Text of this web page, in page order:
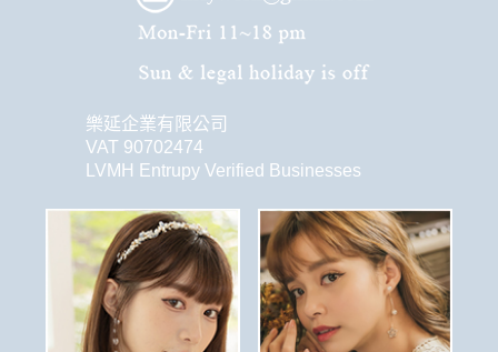
樂延企業有限公司
VAT 90702474
LVMH Entrupy Verified Businesses